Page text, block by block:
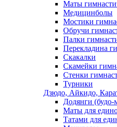
Маты
Медицинболы
Мостики
Обручи
Палки
Перекладина
Скакалки
Скамейки
Стенки
Турники
Дзюдо, Айкидо,
Додянги (будо-
Маты для
Татами для